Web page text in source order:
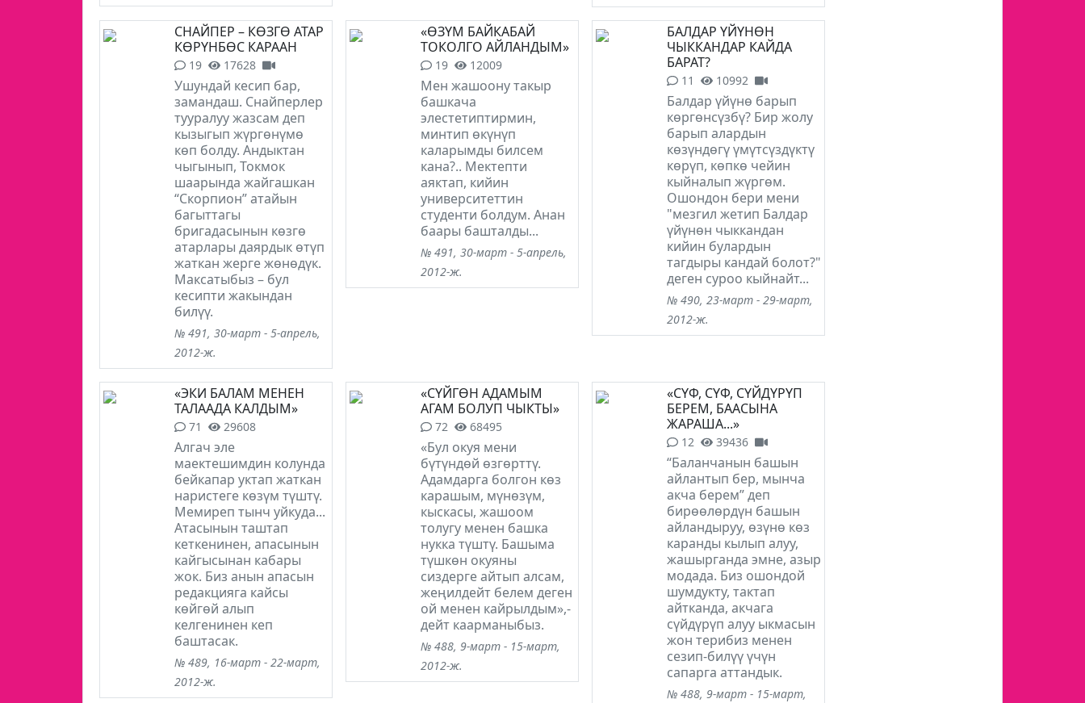
СНАЙПЕР – КӨЗГӨ АТАР
КӨРҮНБӨС КАРААН
19 17628
Ушундай кесип бар,
замандаш. Снайперлер
тууралуу жазсам деп
кызыгып жүргөнүмө
көп болду. Андыктан
чыгынып, Токмок
шаарында жайгашкан
“Скорпион” атайын
багыттагы
бригадасынын көзгө
атарлары даярдык өтүп
жаткан жерге жөнөдүк.
Максатыбыз – бул
кесипти жакындан
билүү.
№ 491, 30-март - 5-апрель,
2012-ж.
«ӨЗҮМ БАЙКАБАЙ
ТОКОЛГО АЙЛАНДЫМ»
19 12009
Мен жашоону такыр
башкача
элестетиптирмин,
минтип өкүнүп
каларымды билсем
кана?.. Мектепти
аяктап, кийин
университеттин
студенти болдум. Анан
баары башталды...
№ 491, 30-март - 5-апрель,
2012-ж.
БАЛДАР ҮЙҮНӨН
ЧЫККАНДАР КАЙДА
БАРАТ?
11 10992
Балдар үйүнө барып
көргөнсүзбү? Бир жолу
барып алардын
көзүндөгү үмүтсүздүктү
көрүп, көпкө чейин
кыйналып жүргөм.
Ошондон бери мени
"мезгил жетип Балдар
үйүнөн чыккандан
кийин булардын
тагдыры кандай болот?"
деген суроо кыйнайт...
№ 490, 23-март - 29-март,
2012-ж.
«ЭКИ БАЛАМ МЕНЕН
ТАЛААДА КАЛДЫМ»
71 29608
Алгач эле
маектешимдин колунда
бейкапар уктап жаткан
наристеге көзүм түштү.
Мемиреп тынч уйкуда...
Атасынын таштап
кеткенинен, апасынын
кайгысынан кабары
жок. Биз анын апасын
редакцияга кайсы
көйгөй алып
келгенинен кеп
баштасак.
№ 489, 16-март - 22-март,
2012-ж.
«СҮЙГӨН АДАМЫМ
АГАМ БОЛУП ЧЫКТЫ»
72 68495
«Бул окуя мени
бүтүндөй өзгөрттү.
Адамдарга болгон көз
карашым, мүнөзүм,
кыскасы, жашоом
толугу менен башка
нукка түштү. Башыма
түшкөн окуяны
сиздерге айтып алсам,
жеңилдейт белем деген
ой менен кайрылдым»,-
дейт каарманыбыз.
№ 488, 9-март - 15-март,
2012-ж.
«СҮФ, СҮФ, СҮЙДҮРҮП
БЕРЕМ, БААСЫНА
ЖАРАША...»
12 39436
“Баланчанын башын
айлантып бер, мынча
акча берем” деп
бирөөлөрдүн башын
айландыруу, өзүнө көз
каранды кылып алуу,
жашырганда эмне, азыр
модада. Биз ошондой
шумдукту, тактап
айтканда, акчага
сүйдүрүп алуу ыкмасын
жон терибиз менен
сезип-билүү үчүн
сапарга аттандык.
№ 488, 9-март - 15-март,